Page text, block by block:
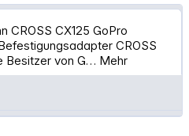
CROSS CX125 GoPro
CROSS
Besitzer von G… Mehr